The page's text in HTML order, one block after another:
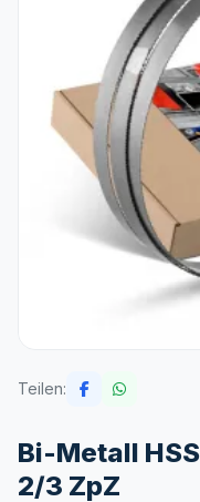
Teilen:
Bi-Metall
2/3 ZpZ